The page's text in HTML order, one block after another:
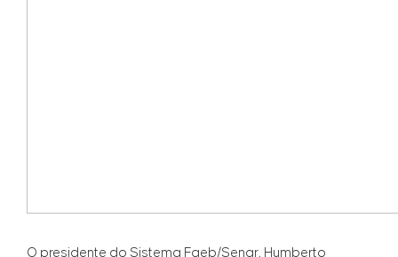
O presidente do Sistema Faeb/Senar, Humberto